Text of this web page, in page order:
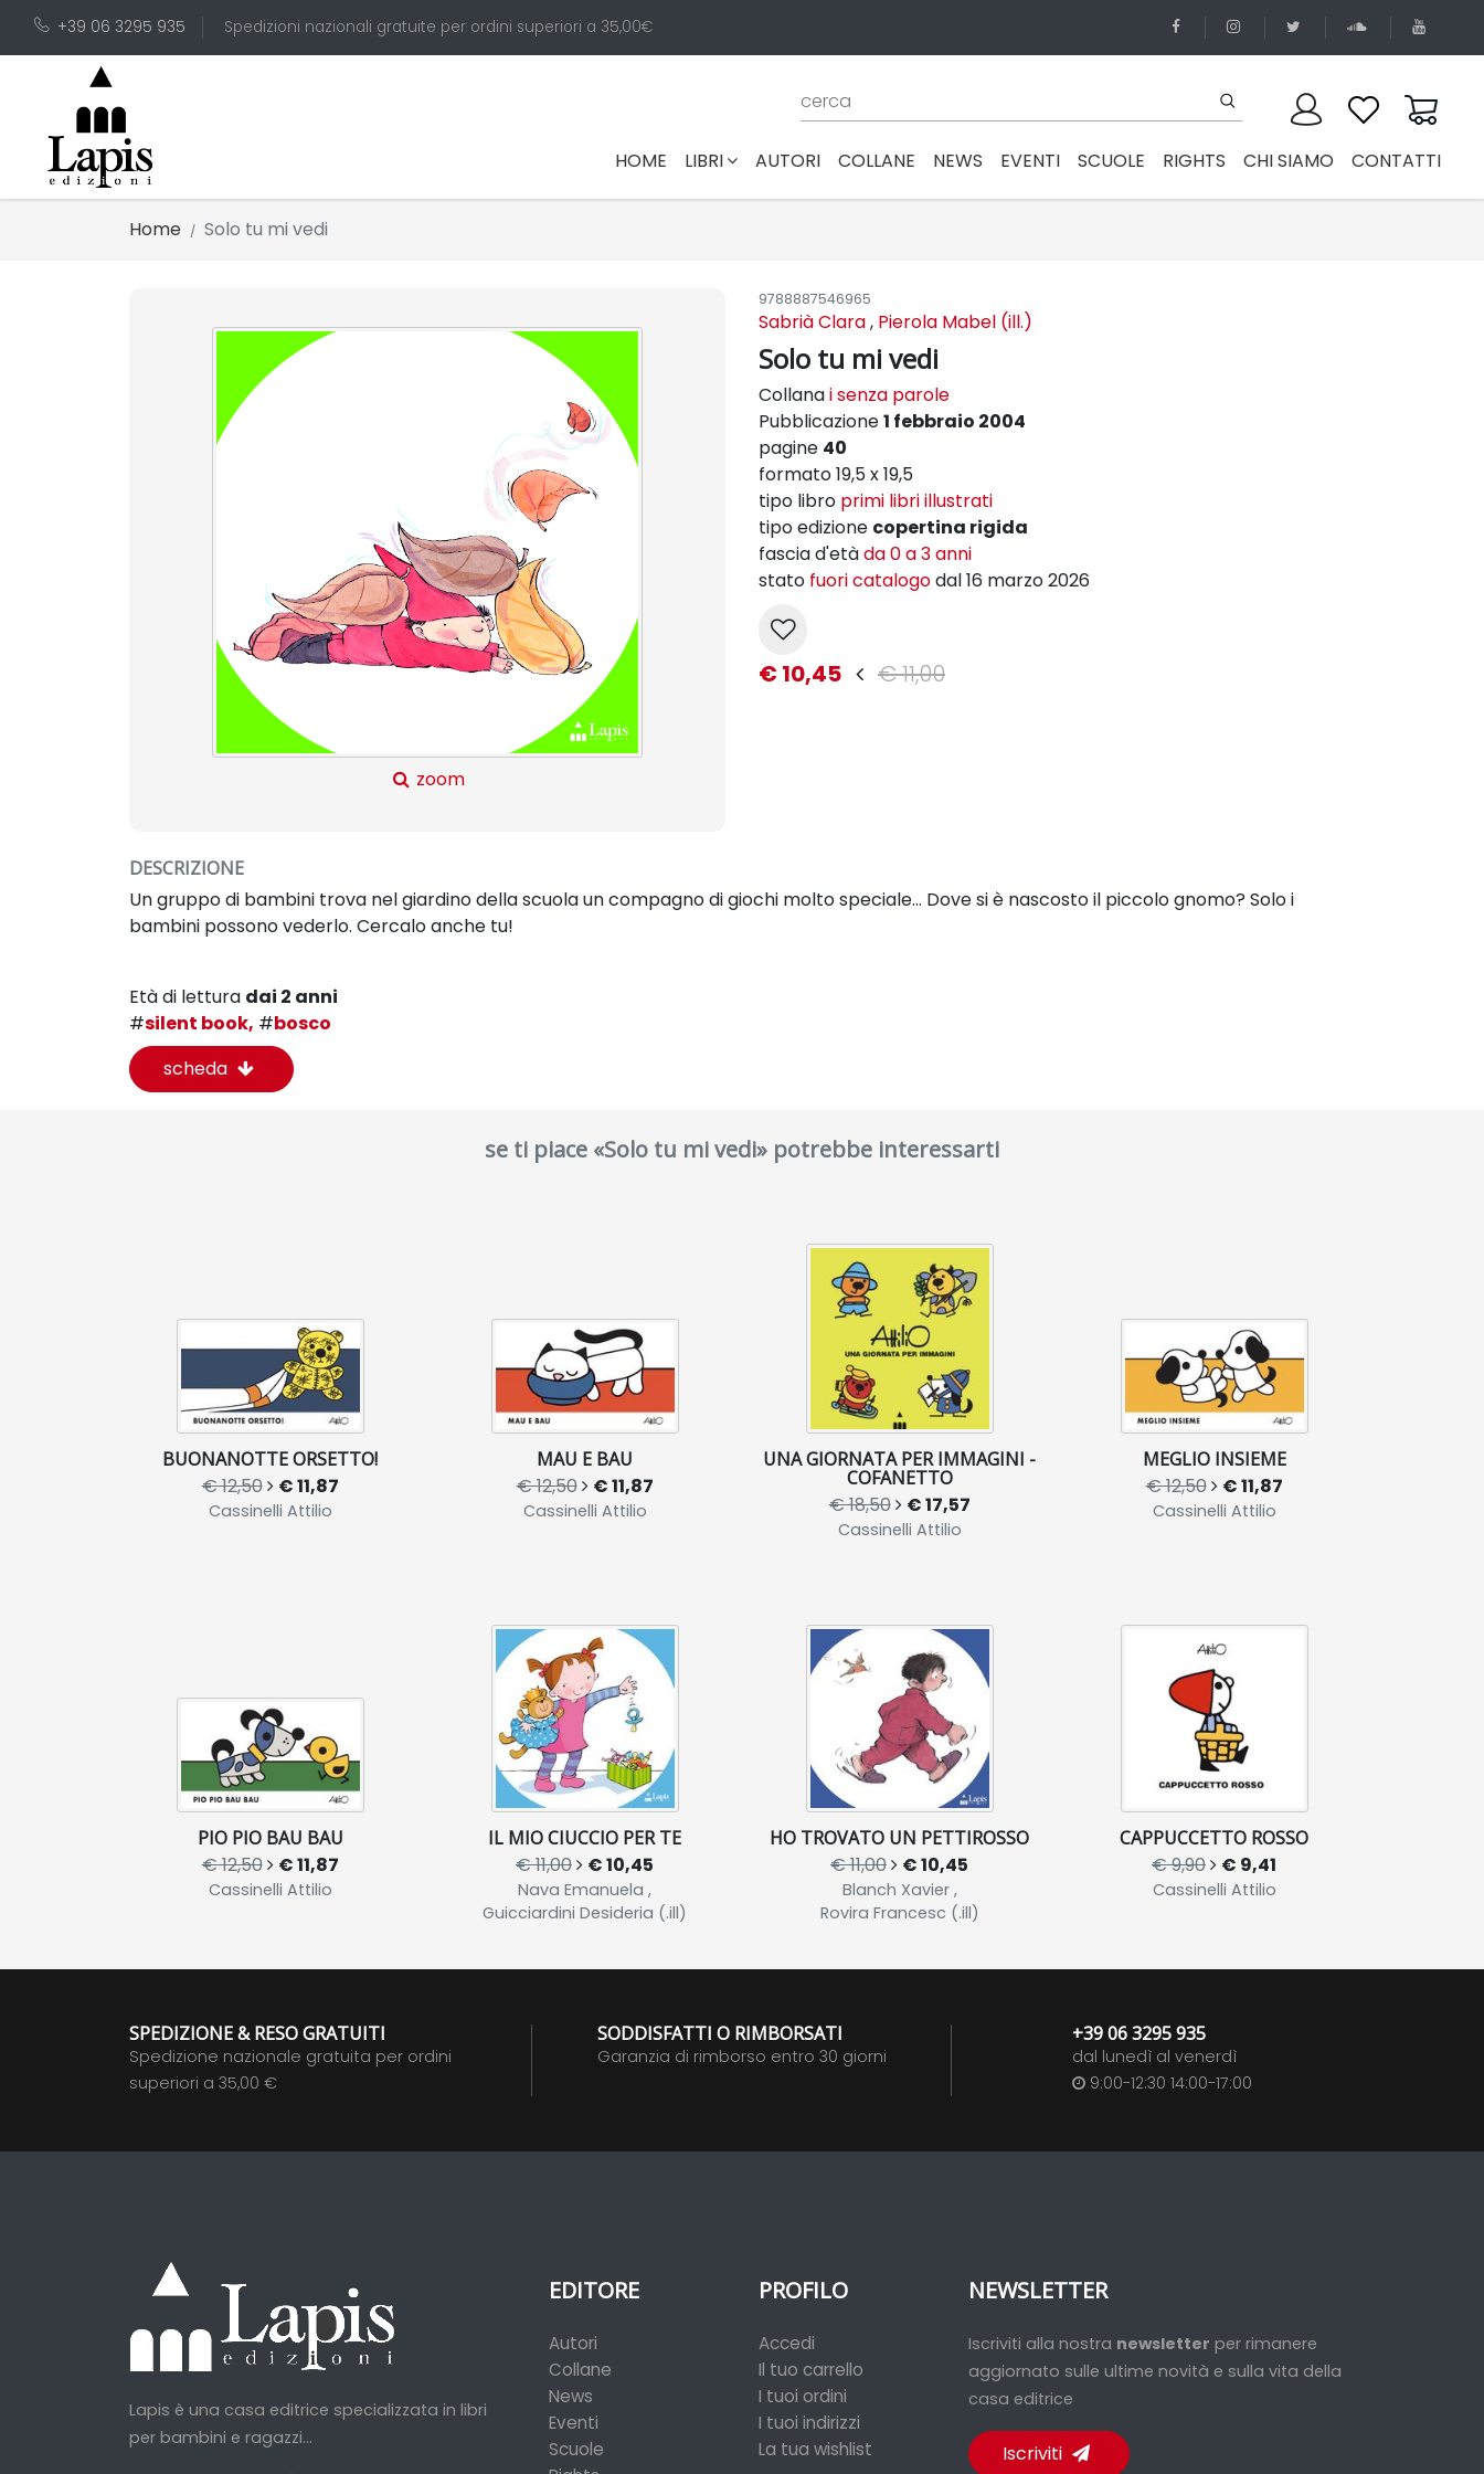
+39 06 3295 935 Spedizioni nazionali gratuite per ordini superiori a 35,00€
HOME (CURRENT)
LIBRI AUTORI COLLANE NEWS EVENTI SCUOLE RIGHTS CHI SIAMO CONTATTI
Home Solo tu mi vedi
zoom
9788887546965
Sabrià Clara, Pierola Mabel (ill.)
Solo tu mi vedi
Collanai senza parole
Pubblicazione1 febbraio 2004
pagine 40
formato 19,5 x 19,5
tipo libro primi libri illustrati
tipo edizione copertina rigida
fascia d'etàda 0 a 3 anni
stato fuori catalogodal 16 marzo 2026
€ 10,45 € 11,00
DESCRIZIONE
Un gruppo di bambini trova nel giardino della scuola un compagno di giochi molto speciale... Dove si è nascosto il piccolo gnomo? Solo i
bambini possono vederlo. Cercalo anche tu!
Età di lettura dai 2 anni
#silent book, #bosco
scheda
se ti piace «Solo tu mi vedi» potrebbe interessarti
BUONANOTTE ORSETTO!
€ 12,50 € 11,87
Cassinelli Attilio
MAU E BAU
€ 12,50 € 11,87
Cassinelli Attilio
UNA GIORNATA PER IMMAGINI -
COFANETTO
€ 18,50 € 17,57
Cassinelli Attilio
MEGLIO INSIEME
€ 12,50 € 11,87
Cassinelli Attilio
PIO PIO BAU BAU
€ 12,50 € 11,87
Cassinelli Attilio
IL MIO CIUCCIO PER TE
€ 11,00 € 10,45
Nava Emanuela ,
Guicciardini Desideria (.ill)
HO TROVATO UN PETTIROSSO
€ 11,00 € 10,45
Blanch Xavier ,
Rovira Francesc (.ill)
CAPPUCCETTO ROSSO
€ 9,90 € 9,41
Cassinelli Attilio
SPEDIZIONE & RESO GRATUITI
Spedizione nazionale gratuita per ordini
superiori a 35,00 €
SODDISFATTI O RIMBORSATI
Garanzia di rimborso entro 30 giorni
+39 06 3295 935
dal lunedì al venerdì
9:00-12:30 14:00-17:00
Lapis è una casa editrice specializzata in libri
per bambini e ragazzi...
EDITORE
Autori
Collane
News
Eventi
Scuole
PROFILO
Accedi
Il tuo carrello
I tuoi ordini
I tuoi indirizzi
La tua wishlist
NEWSLETTER
Iscriviti alla nostra newsletter per rimanere
aggiornato sulle ultime novità e sulla vita della
casa editrice
Iscriviti